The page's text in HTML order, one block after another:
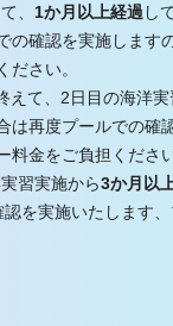
、 1か月以上経過 し
の確認を実施します
ださい。
えて、2日目の海洋
は再度プールでの確
料金をご負担ください
習実施から3か月以
を実施いたします